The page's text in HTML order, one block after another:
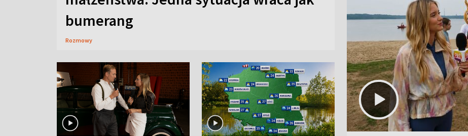
bumerang
Rozmowy